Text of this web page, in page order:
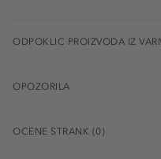
ODPOKLIC PROIZVODA IZ
OPOZORILA
OCENE STRANK (0)